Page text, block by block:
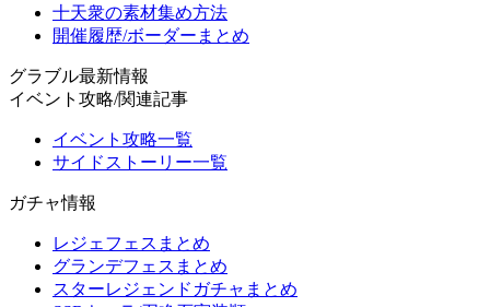
十天衆の素材集め方法
開催履歴/ボーダーまとめ
グラブル最新情報
イベント攻略/関連記事
イベント攻略一覧
サイドストーリー一覧
ガチャ情報
レジェフェスまとめ
グランデフェスまとめ
スターレジェンドガチャまとめ